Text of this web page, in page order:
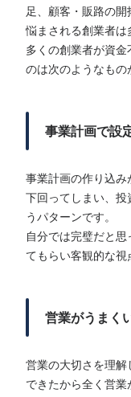
足、顧客・販路の
悩まされる創業者は
多くの創業者が資
のは次のようなもの
事業計画で設
事業計画の作り込み
下回ってしまい、投
うパターンです。
自分では完璧だと
てもらい客観的な視
営業がうまく
営業の大切さを理解
できたから全く営